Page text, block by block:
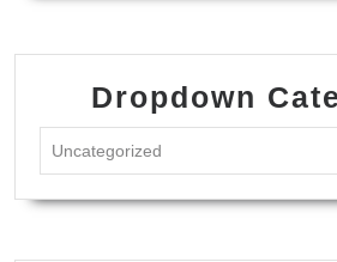
Dropdown